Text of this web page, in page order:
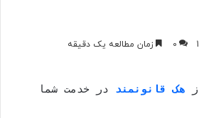
0 زمان مطالعه یک دقیقه
هک قانونمند در خدمت شما